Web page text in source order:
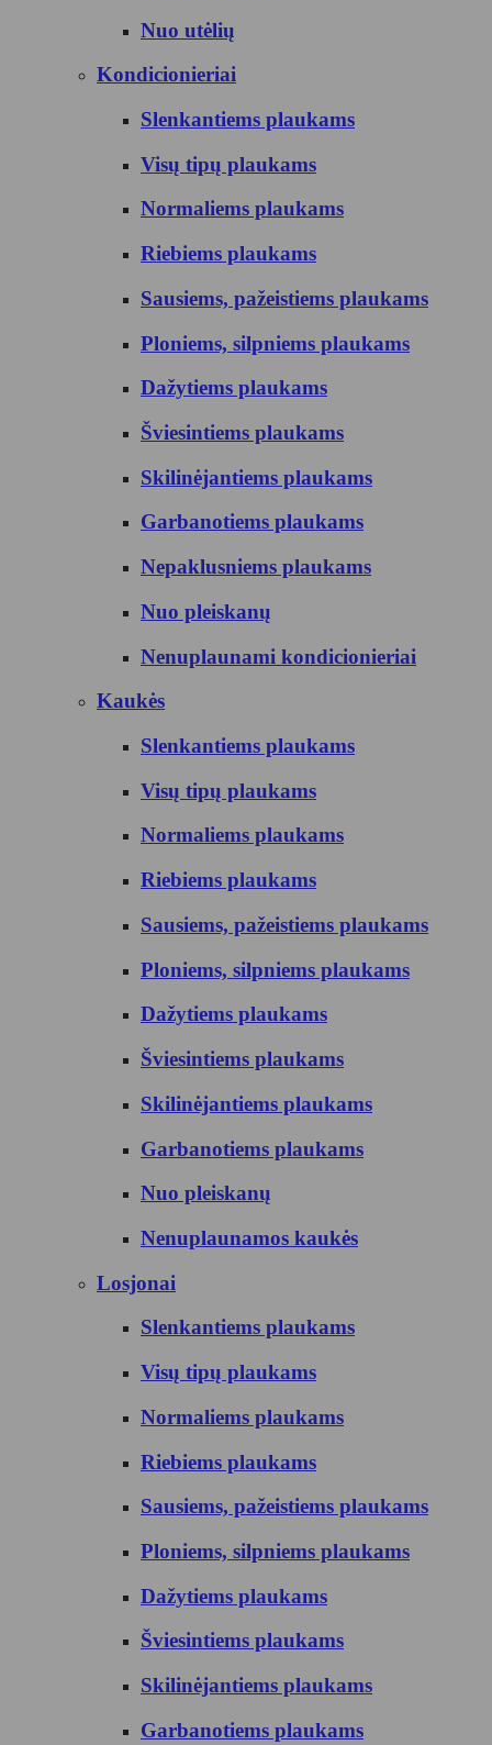
Nuo utėlių
Kondicionieriai
Slenkantiems plaukams
Visų tipų plaukams
Normaliems plaukams
Riebiems plaukams
Sausiems, pažeistiems plaukams
Ploniems, silpniems plaukams
Dažytiems plaukams
Šviesintiems plaukams
Skilinėjantiems plaukams
Garbanotiems plaukams
Nepaklusniems plaukams
Nuo pleiskanų
Nenuplaunami kondicionieriai
Kaukės
Slenkantiems plaukams
Visų tipų plaukams
Normaliems plaukams
Riebiems plaukams
Sausiems, pažeistiems plaukams
Ploniems, silpniems plaukams
Dažytiems plaukams
Šviesintiems plaukams
Skilinėjantiems plaukams
Garbanotiems plaukams
Nuo pleiskanų
Nenuplaunamos kaukės
Losjonai
Slenkantiems plaukams
Visų tipų plaukams
Normaliems plaukams
Riebiems plaukams
Sausiems, pažeistiems plaukams
Ploniems, silpniems plaukams
Dažytiems plaukams
Šviesintiems plaukams
Skilinėjantiems plaukams
Garbanotiems plaukams